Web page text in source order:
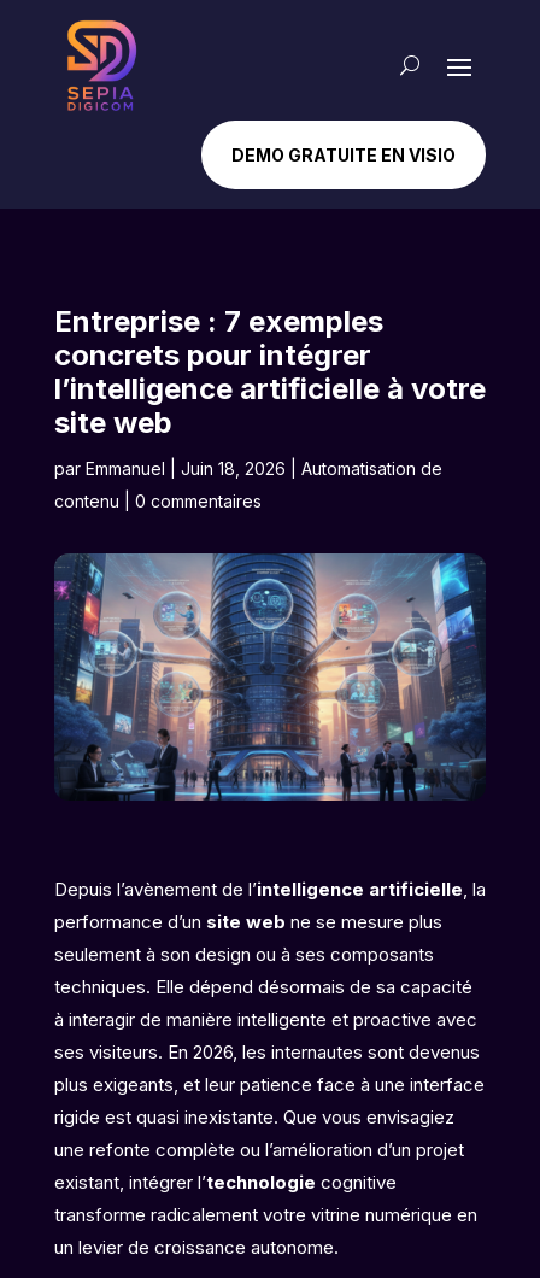
DEMO GRATUITE EN VISIO
Entreprise : 7 exemples
concrets pour intégrer
l’intelligence artificielle à votre
site web
par Emmanuel Juin 18, 2026
Automatisation de
contenu
0 commentaires
Depuis l’avènement de l’intelligence artificielle , la
performance d’un site web ne se mesure plus
seulement à son design ou à ses composants
techniques. Elle dépend désormais de sa capacité
à interagir de manière intelligente et proactive avec
ses visiteurs. En 2026, les internautes sont devenus
plus exigeants, et leur patience face à une interface
rigide est quasi inexistante. Que vous envisagiez
une refonte complète ou l’amélioration d’un projet
existant, intégrer l’technologie cognitive
transforme radicalement votre vitrine numérique en
un levier de croissance autonome.